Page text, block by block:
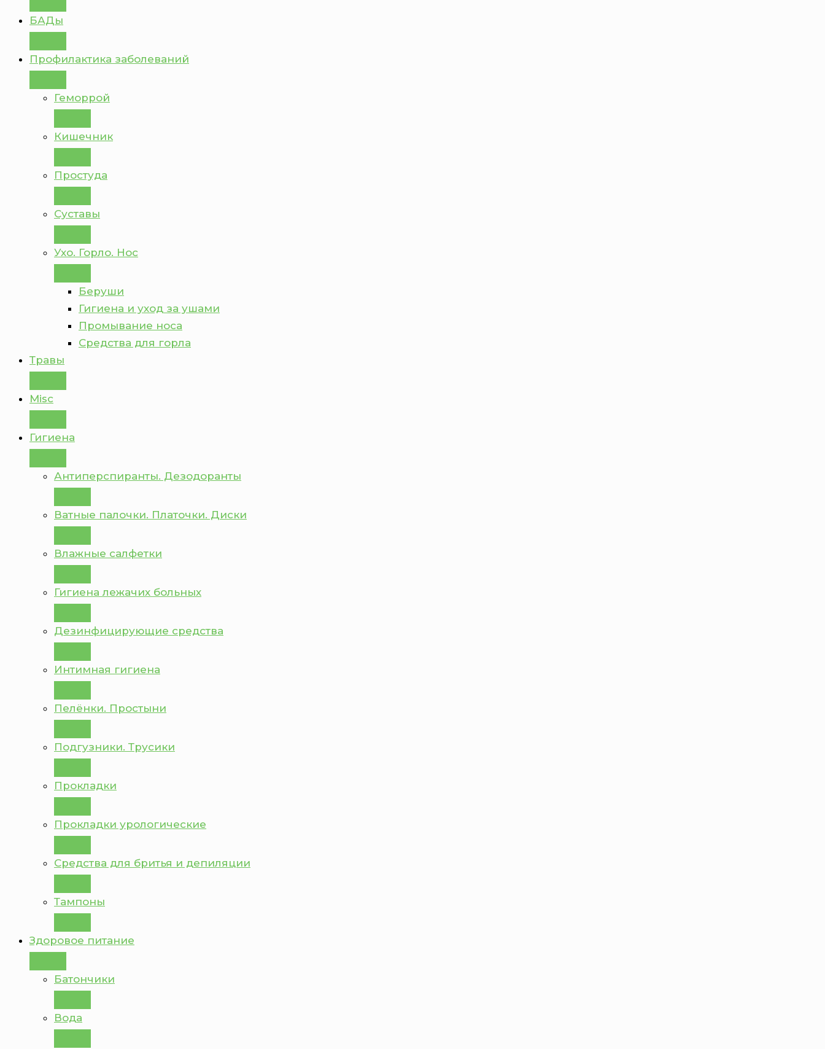
БАДы
Профилактика заболеваний
Геморрой
Кишечник
Простуда
Суставы
Ухо. Горло. Нос
Беруши
Гигиена и уход за ушами
Промывание носа
Средства для горла
Травы
Misc
Гигиена
Антиперспиранты. Дезодоранты
Ватные палочки. Платочки. Диски
Влажные салфетки
Гигиена лежачих больных
Дезинфицирующие средства
Интимная гигиена
Пелёнки. Простыни
Подгузники. Трусики
Прокладки
Прокладки урологические
Средства для бритья и депиляции
Тампоны
Здоровое питание
Батончики
Вода